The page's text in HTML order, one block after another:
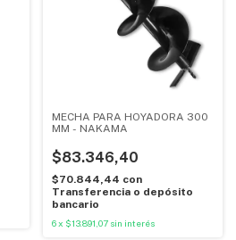
MECHA PARA HOYADORA 300
MM - NAKAMA
$83.346,40
$70.844,44 con
Transferencia o depósito
bancario
6 x $13.891,07 sin interés